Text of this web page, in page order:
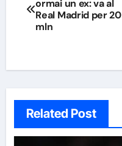
articoli
ormai un ex: va al
Real Madrid per 20
mln
Related Post